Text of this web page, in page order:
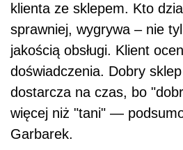
klienta ze sklepem. Kto
sprawniej, wygrywa – nie
jakością obsługi. Klient
doświadczenia. Dobry
dostarcza na czas, bo
więcej niż "tani" —
Garbarek.